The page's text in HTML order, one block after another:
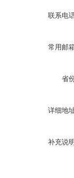
联系电
常用邮
省
详细地
补充说